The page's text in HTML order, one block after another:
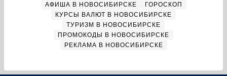
АФИША В НОВОСИБИРСКЕ
ГОРОСКОП
КУРСЫ ВАЛЮТ В НОВОСИБИРСКЕ
ТУРИЗМ В НОВОСИБИРСКЕ
ПРОМОКОДЫ В НОВОСИБИРСКЕ
РЕКЛАМА В НОВОСИБИРСКЕ